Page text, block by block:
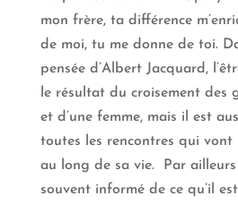
mon frère, ta différence
de moi, tu me donne de toi.
pensée d’Albert Jacquard,
le résultat du croisement des
et d’une femme, mais il est
toutes les rencontres qui
au long de sa vie. Par
souvent informé de ce qu’il